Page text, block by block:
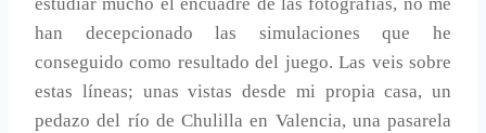
han decepcionado las simulaciones que he
conseguido como resultado del juego. Las veis sobre
estas líneas; unas vistas desde mi propia casa, un
pedazo del río de Chulilla en Valencia, una pasarela